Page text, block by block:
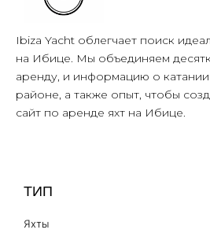
Ibiza Yacht облегчает поиск
на Ибице. Мы объединяем
аренду, и информацию о катании
районе, а также опыт, чтобы
сайт по аренде яхт на Ибице.
ТИП
Яхты